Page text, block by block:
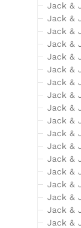
Jack &
Jack &
Jack &
Jack &
Jack &
Jack &
Jack &
Jack &
Jack &
Jack &
Jack &
Jack &
Jack &
Jack &
Jack &
Jack &
Jack &
Jack &